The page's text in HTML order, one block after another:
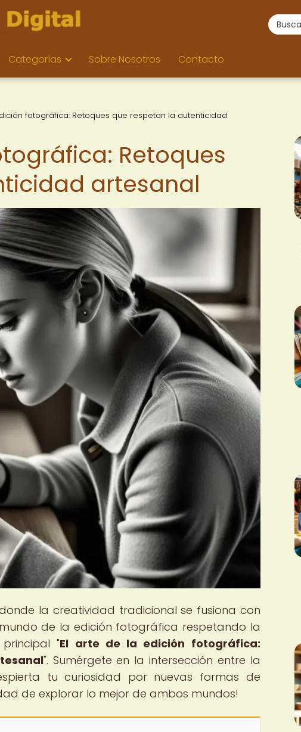
Categorías Sobre Nosotros Contacto
fotográfica: Retoques que respetan la autenticidad
Retoques
artesanal
la creatividad tradicional se fusiona con
de la edición fotográfica respetando la
"El arte de la edición fotográfica:
". Sumérgete en la intersección entre la
tu curiosidad por nuevas formas de
de explorar lo mejor de ambos mundos!